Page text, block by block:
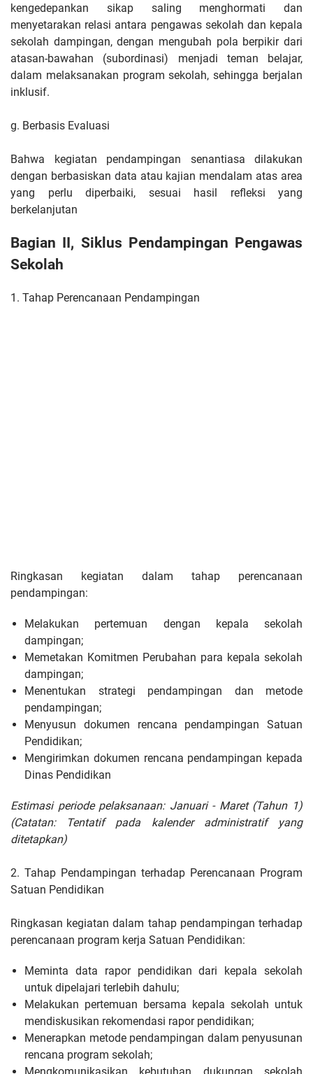
kengedepankan sikap saling menghormati dan
menyetarakan relasi antara pengawas sekolah dan kepala
sekolah dampingan, dengan mengubah pola berpikir dari
atasan-bawahan (subordinasi) menjadi teman belajar,
dalam melaksanakan program sekolah, sehingga berjalan
inklusif.
g. Berbasis Evaluasi
Bahwa kegiatan pendampingan senantiasa dilakukan
dengan berbasiskan data atau kajian mendalam atas area
yang perlu diperbaiki, sesuai hasil refleksi yang
berkelanjutan
Bagian II, Siklus Pendampingan Pengawas
Sekolah
1. Tahap Perencanaan Pendampingan
Ringkasan kegiatan dalam tahap perencanaan
pendampingan:
Melakukan pertemuan dengan kepala sekolah
dampingan;
Memetakan Komitmen Perubahan para kepala sekolah
dampingan;
Menentukan strategi pendampingan dan metode
pendampingan;
Menyusun dokumen rencana pendampingan Satuan
Pendidikan;
Mengirimkan dokumen rencana pendampingan kepada
Dinas Pendidikan
Estimasi periode pelaksanaan: Januari - Maret (Tahun 1)
(Catatan: Tentatif pada kalender administratif yang
ditetapkan)
2. Tahap Pendampingan terhadap Perencanaan Program
Satuan Pendidikan
Ringkasan kegiatan dalam tahap pendampingan terhadap
perencanaan program kerja Satuan Pendidikan:
Meminta data rapor pendidikan dari kepala sekolah
untuk dipelajari terlebih dahulu;
Melakukan pertemuan bersama kepala sekolah untuk
mendiskusikan rekomendasi rapor pendidikan;
Menerapkan metode pendampingan dalam penyusunan
rencana program sekolah;